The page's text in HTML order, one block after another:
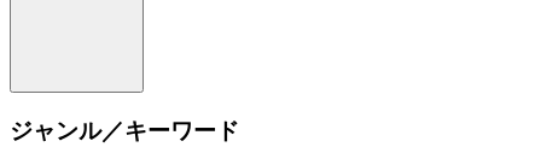
ジャンル／キーワード